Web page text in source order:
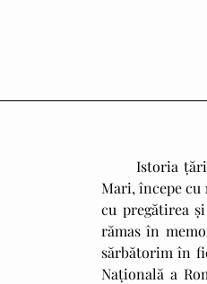
Mari, începe cu
cu pregătirea
rămas în
sărbătorim în
Națională a